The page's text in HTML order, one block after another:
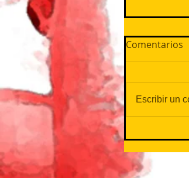
Comentarios
Escribir un